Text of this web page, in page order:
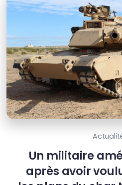
Un militaire
après avoir